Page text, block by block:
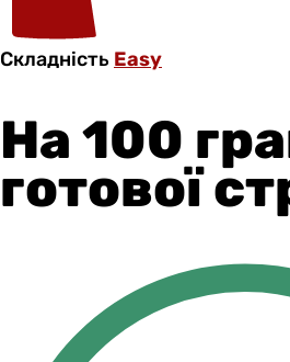
Складність Easy
На 100
готової